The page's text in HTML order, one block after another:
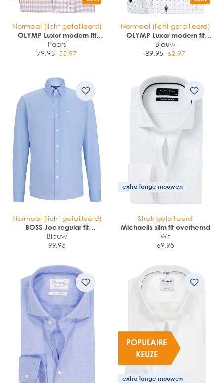
Normaal (licht getailleerd)
OLYMP Luxor modern fit
overhemd
Paars
79,95 55,97
Normaal (licht getailleerd)
OLYMP Luxor modern fit
overhemd
Blauw
89,95 62,97
Normaal (licht getailleerd)
BOSS Joe regular fit
overhemd
Blauw
99,95
extra lange mouwen
Strak getailleerd
Michaelis slim fit overhemd
Wit
69,95
extra lange mouwen
POPULAIRE
KEUZE